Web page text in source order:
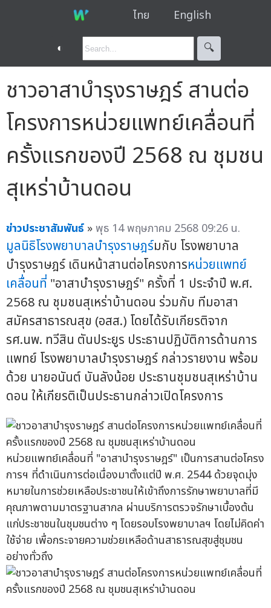
ไทย English
◐ 🔍︎
ชาวอาสาบำรุงราษฎร์ สานต่อ
โครงการหน่วยแพทย์เคลื่อนที่
ครั้งแรกของปี 2568 ณ ชุมชน
สุเหร่าบ้านดอน
ข่าวประชาสัมพันธ์ »พุธ 14 พฤษภาคม 2568 09:26 น.
มูลนิธิโรงพยาบาลบำรุงราษฎร์มกับ โรงพยาบาล
บำรุงราษฎร์ เดินหน้าสานต่อโครงการหน่วยแพทย์
เคลื่อนที่ "อาสาบำรุงราษฎร์" ครั้งที่ 1 ประจำปี พ.ศ.
2568 ณ ชุมชนสุเหร่าบ้านดอน ร่วมกับ ทีมอาสา
สมัครสาธารณสุข (อสส.) โดยได้รับเกียรติจาก
รศ.นพ. ทวีสิน ตันประยูร ประธานปฏิบัติการด้านการ
แพทย์ โรงพยาบาลบำรุงราษฎร์ กล่าวรายงาน พร้อม
ด้วย นายอนันต์ บันลังน้อย ประธานชุมชนสุเหร่าบ้าน
ดอน ให้เกียรติเป็นประธานกล่าวเปิดโครงการ
หน่วยแพทย์เคลื่อนที่ "อาสาบำรุงราษฎร์" เป็นการสานต่อโครง
การฯ ที่ดำเนินการต่อเนื่องมาตั้งแต่ปี พ.ศ. 2544 ด้วยจุดมุ่ง
หมายในการช่วยเหลือประชาชนให้เข้าถึงการรักษาพยาบาลที่มี
คุณภาพตามมาตรฐานสากล ผ่านบริการตรวจรักษาเบื้องต้น
แก่ประชาชนในชุมชนต่าง ๆ โดยรอบโรงพยาบาลฯ โดยไม่คิดค่า
ใช้จ่าย เพื่อกระจายความช่วยเหลือด้านสาธารณสุขสู่ชุมชน
อย่างทั่วถึง